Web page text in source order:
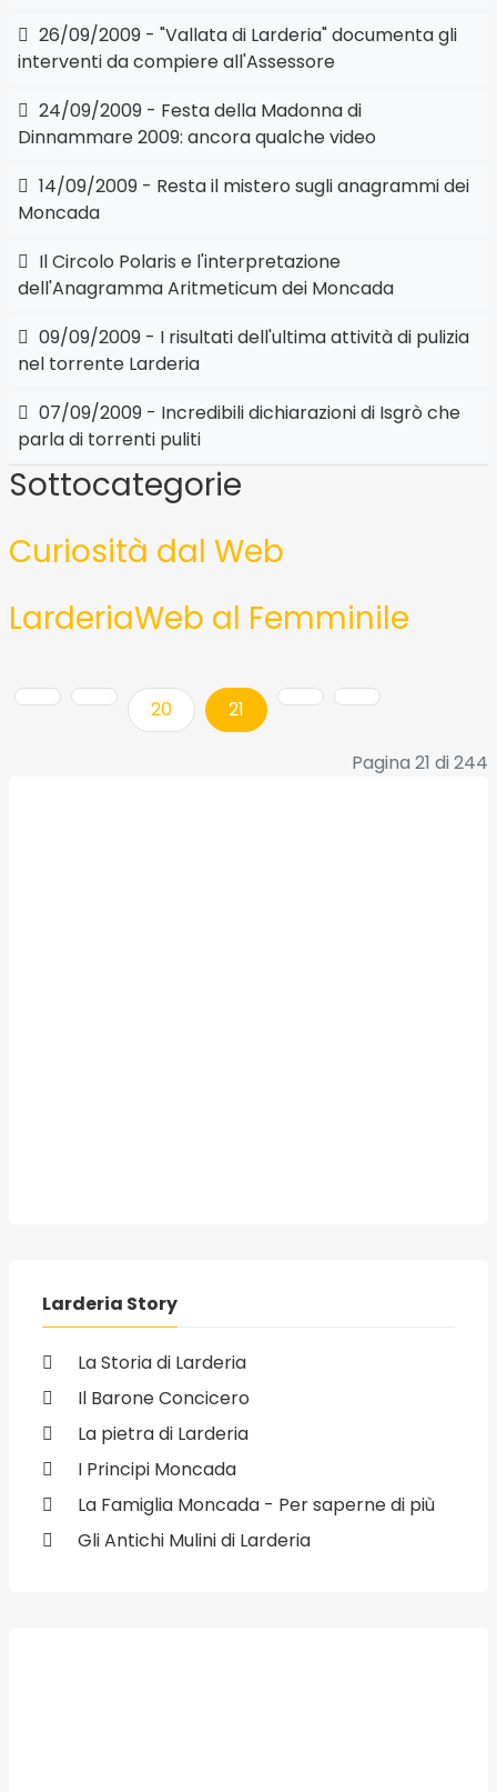
26/09/2009 - "Vallata di Larderia" documenta gli
interventi da compiere all'Assessore
24/09/2009 - Festa della Madonna di
Dinnammare 2009: ancora qualche video
14/09/2009 - Resta il mistero sugli anagrammi dei
Moncada
Il Circolo Polaris e l'interpretazione
dell'Anagramma Aritmeticum dei Moncada
09/09/2009 - I risultati dell'ultima attività di pulizia
nel torrente Larderia
07/09/2009 - Incredibili dichiarazioni di Isgrò che
parla di torrenti puliti
Sottocategorie
Curiosità dal Web
LarderiaWeb al Femminile
20 21
Pagina 21 di 244
Larderia Story
La Storia di Larderia
Il Barone Concicero
La pietra di Larderia
I Principi Moncada
La Famiglia Moncada - Per saperne di più
Gli Antichi Mulini di Larderia